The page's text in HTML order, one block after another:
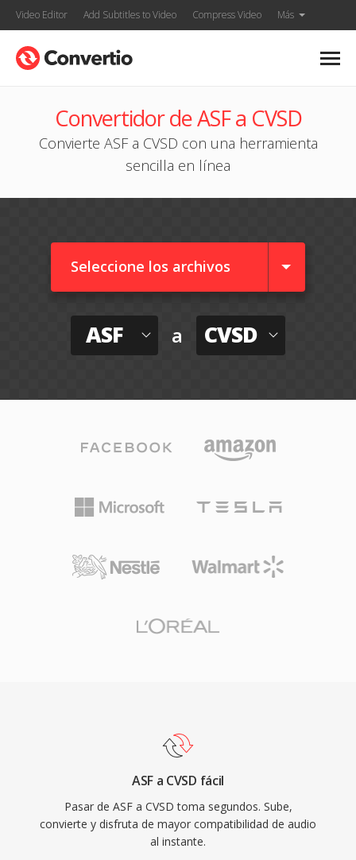
Video Editor Add Subtitles to Video Compress Video Más
Convertidor de ASF a CVSD
Convierte ASF a CVSD con una herramienta
sencilla en línea
Seleccione los archivos
ASF a CVSD
ASF a CVSD fácil
Pasar de ASF a CVSD toma segundos. Sube,
convierte y disfruta de mayor compatibilidad de audio
al instante.